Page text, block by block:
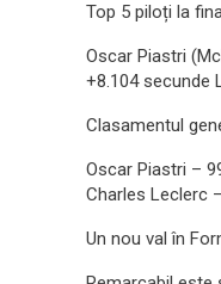
Top 5 piloți la
Oscar Piastri
+8.104 secunde
Clasamentul
Oscar Piastri –
Charles Leclerc
Un nou val în